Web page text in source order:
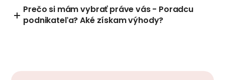
Prečo si mám vybrať práve vás - Poradcu
podnikateľa? Aké získam výhody?